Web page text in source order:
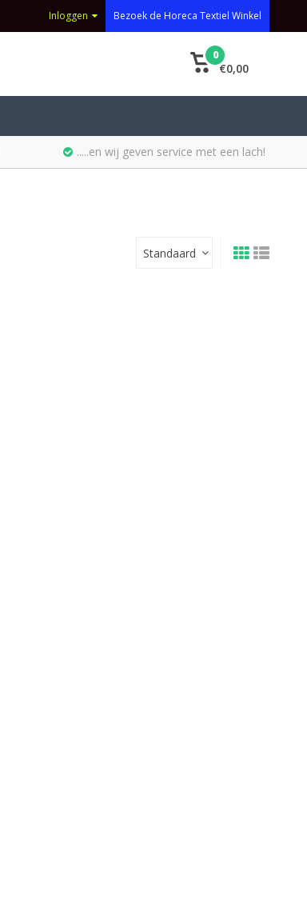
Inloggen Bezoek de Horeca Textiel Winkel
0
€0,00
.....en wij geven service met een lach!
Standaard